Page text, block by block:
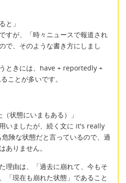
と」
すが、「時々ニュースで報道され
で、そのような書き方にしまし
ときには、have + reportedly +
ことが多いです。
状態にいまもある）」
いましたが、続く文に it's really
険な状態だと言っているので、過
ありません。
理由は、「過去に崩れて、今もそ
「現在も崩れた状態」であること